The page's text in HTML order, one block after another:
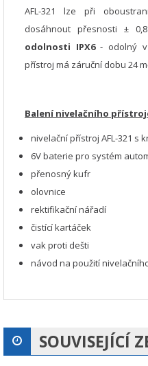
AFL-321 lze při
dosáhnout přesnosti ±
odolnosti IPX6- odolný
přístroj má záruční dobu 24
Balení nivelačního
nivelační přístroj AFL-321 s
6V baterie pro systém
přenosný kufr
olovnice
rektifikační nářadí
čistící kartáček
vak proti dešti
návod na použití
SOUVISEJÍCÍ